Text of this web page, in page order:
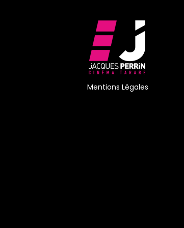
Mentions Légales